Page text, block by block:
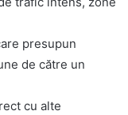
presupun
de către un
cu alte